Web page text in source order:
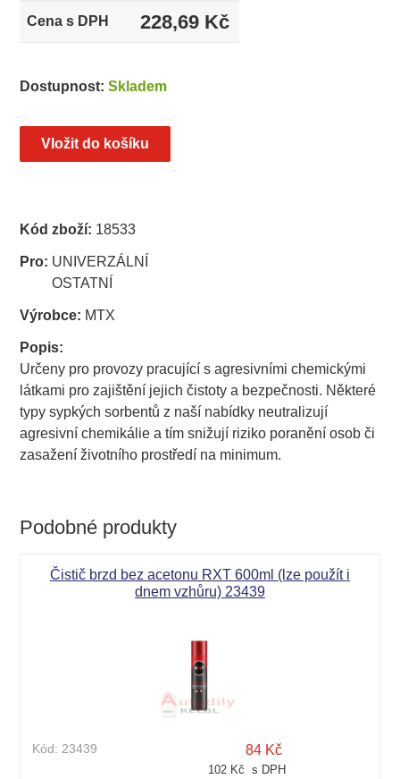
Cena s DPH 228,69 Kč
Dostupnost:Skladem
Kód zboží: 18533
Pro: UNIVERZÁLNÍ
OSTATNÍ
Výrobce: MTX
Popis:
Určeny pro provozy pracující s agresivními chemickými
látkami pro zajištění jejich čistoty a bezpečnosti. Některé
typy sypkých sorbentů z naší nabídky neutralizují
agresivní chemikálie a tím snižují riziko poranění osob či
zasažení životního prostředí na minimum.
Podobné produkty
Čistič brzd bez acetonu RXT 600ml (lze použít i
dnem vzhůru) 23439
Kód: 23439 84 Kč
102 Kč s DPH